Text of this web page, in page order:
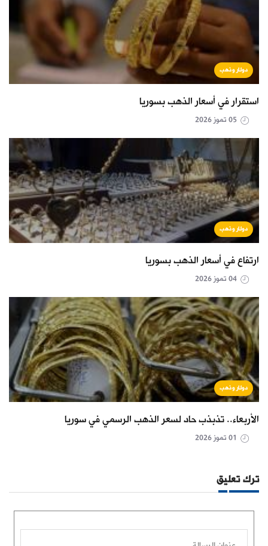
دولار وذهب
استقرار في أسعار الذهب بسوريا
دولار وذهب
ارتفاع في أسعار الذهب بسوريا
دولار وذهب
الأربعاء.. تذبذب حاد لسعر الذهب الرسمي في سوريا
ترك تعليق